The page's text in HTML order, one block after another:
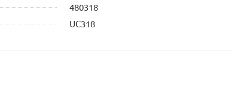
480318
UC318